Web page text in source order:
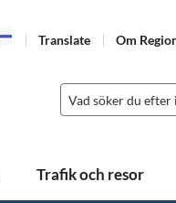
Translate Om
Trafik och resor